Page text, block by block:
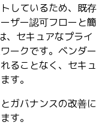
しているため、既存
ザー認可フローと簡
セキュアなプライ
ークです。ベンダー
ることなく、セキュ
す。
ガバナンスの改善に
す。